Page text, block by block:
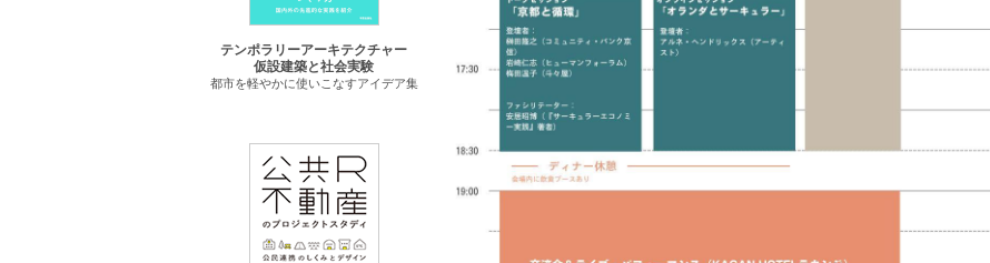
テンポラリーアーキテクチャー
仮設建築と社会実験
都市を軽やかに使いこなすアイデア集